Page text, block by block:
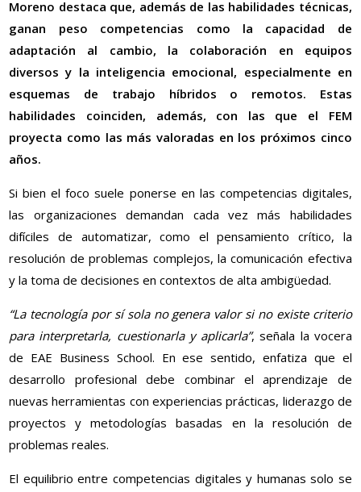
Moreno destaca que, además de las habilidades técnicas,
ganan peso competencias como la capacidad de
adaptación al cambio, la colaboración en equipos
diversos y la inteligencia emocional, especialmente en
esquemas de trabajo híbridos o remotos. Estas
habilidades coinciden, además, con las que el FEM
proyecta como las más valoradas en los próximos cinco
años.
Si bien el foco suele ponerse en las competencias digitales,
las organizaciones demandan cada vez más habilidades
difíciles de automatizar, como el pensamiento crítico, la
resolución de problemas complejos, la comunicación efectiva
y la toma de decisiones en contextos de alta ambigüedad.
“La tecnología por sí sola no genera valor si no existe criterio
para interpretarla, cuestionarla y aplicarla”, señala la vocera
de EAE Business School. En ese sentido, enfatiza que el
desarrollo profesional debe combinar el aprendizaje de
nuevas herramientas con experiencias prácticas, liderazgo de
proyectos y metodologías basadas en la resolución de
problemas reales.
El equilibrio entre competencias digitales y humanas solo se